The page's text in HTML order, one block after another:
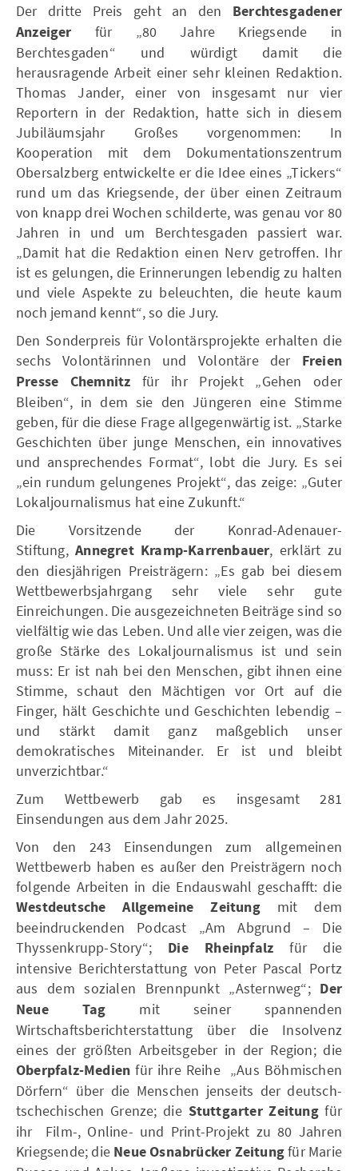
Der dritte Preis geht an den Berchtesgadener
Anzeiger für „80 Jahre Kriegsende in
Berchtesgaden“ und würdigt damit die
herausragende Arbeit einer sehr kleinen Redaktion.
Thomas Jander, einer von insgesamt nur vier
Reportern in der Redaktion, hatte sich in diesem
Jubiläumsjahr Großes vorgenommen: In
Kooperation mit dem Dokumentationszentrum
Obersalzberg entwickelte er die Idee eines „Tickers“
rund um das Kriegsende, der über einen Zeitraum
von knapp drei Wochen schilderte, was genau vor 80
Jahren in und um Berchtesgaden passiert war.
„Damit hat die Redaktion einen Nerv getroffen. Ihr
ist es gelungen, die Erinnerungen lebendig zu halten
und viele Aspekte zu beleuchten, die heute kaum
noch jemand kennt“, so die Jury.
Den Sonderpreis für Volontärsprojekte erhalten die
sechs Volontärinnen und Volontäre der Freien
Presse Chemnitz für ihr Projekt „Gehen oder
Bleiben“, in dem sie den Jüngeren eine Stimme
geben, für die diese Frage allgegenwärtig ist. „Starke
Geschichten über junge Menschen, ein innovatives
und ansprechendes Format“, lobt die Jury. Es sei
„ein rundum gelungenes Projekt“, das zeige: „Guter
Lokaljournalismus hat eine Zukunft.“
Die Vorsitzende der Konrad-Adenauer-
Stiftung,Annegret Kramp-Karrenbauer, erklärt zu
den diesjährigen Preisträgern: „Es gab bei diesem
Wettbewerbsjahrgang sehr viele sehr gute
Einreichungen. Die ausgezeichneten Beiträge sind so
vielfältig wie das Leben. Und alle vier zeigen, was die
große Stärke des Lokaljournalismus ist und sein
muss: Er ist nah bei den Menschen, gibt ihnen eine
Stimme, schaut den Mächtigen vor Ort auf die
Finger, hält Geschichte und Geschichten lebendig –
und stärkt damit ganz maßgeblich unser
demokratisches Miteinander. Er ist und bleibt
unverzichtbar.“
Zum Wettbewerb gab es insgesamt 281
Einsendungen aus dem Jahr 2025.
Von den 243 Einsendungen zum allgemeinen
Wettbewerb haben es außer den Preisträgern noch
folgende Arbeiten in die Endauswahl geschafft: die
Westdeutsche Allgemeine Zeitungmit dem
beeindruckenden Podcast „Am Abgrund – Die
Thyssenkrupp-Story“; Die Rheinpfalz für die
intensive Berichterstattung von Peter Pascal Portz
aus dem sozialen Brennpunkt „Asternweg“; Der
Neue Tag mit seiner spannenden
Wirtschaftsberichterstattung über die Insolvenz
eines der größten Arbeitsgeber in der Region; die
Oberpfalz-Medien für ihre Reihe „Aus Böhmischen
Dörfern“ über die Menschen jenseits der deutsch-
tschechischen Grenze; die Stuttgarter Zeitungfür
ihr Film-, Online- und Print-Projekt zu 80 Jahren
Kriegsende; die Neue Osnabrücker Zeitungfür Marie